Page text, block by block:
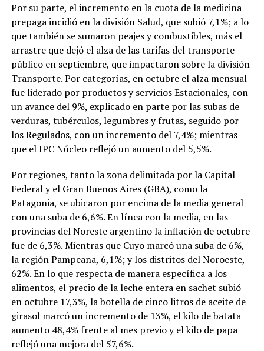
Por su parte, el incremento en la cuota de la medicina
prepaga incidió en la división Salud, que subió 7,1%; a lo
que también se sumaron peajes y combustibles, más el
arrastre que dejó el alza de las tarifas del transporte
público en septiembre, que impactaron sobre la división
Transporte. Por categorías, en octubre el alza mensual
fue liderado por productos y servicios Estacionales, con
un avance del 9%, explicado en parte por las subas de
verduras, tubérculos, legumbres y frutas, seguido por
los Regulados, con un incremento del 7,4%; mientras
que el IPC Núcleo reflejó un aumento del 5,5%.
Por regiones, tanto la zona delimitada por la Capital
Federal y el Gran Buenos Aires (GBA), como la
Patagonia, se ubicaron por encima de la media general
con una suba de 6,6%. En línea con la media, en las
provincias del Noreste argentino la inflación de octubre
fue de 6,3%. Mientras que Cuyo marcó una suba de 6%,
la región Pampeana, 6,1%; y los distritos del Noroeste,
62%. En lo que respecta de manera específica a los
alimentos, el precio de la leche entera en sachet subió
en octubre 17,3%, la botella de cinco litros de aceite de
girasol marcó un incremento de 13%, el kilo de batata
aumento 48,4% frente al mes previo y el kilo de papa
reflejó una mejora del 57,6%.